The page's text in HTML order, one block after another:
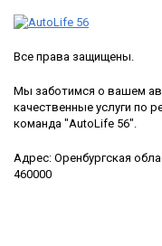
Все права защищены.
Мы заботимся о вашем
качественные услуги по
команда "AutoLife 56".
Адрес: Оренбургская
460000